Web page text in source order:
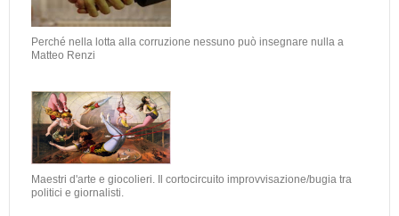
Perché nella lotta alla corruzione nessuno può insegnare nulla a
Matteo Renzi
Maestri d'arte e giocolieri. Il cortocircuito improvvisazione/bugia tra
politici e giornalisti.